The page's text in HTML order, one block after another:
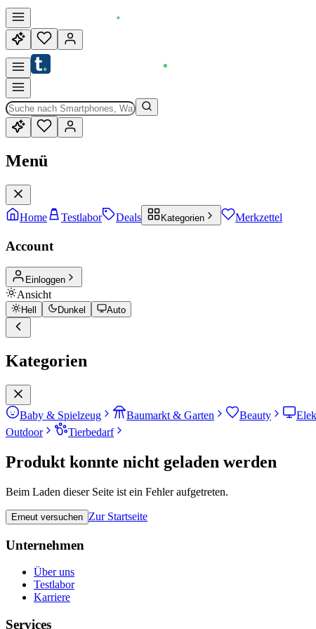
Menü
Home Testlabor Deals Kategorien Merkzettel
Account
Einloggen
Ansicht
Hell Dunkel Auto
Kategorien
Baby & Spielzeug Baumarkt & Garten Beauty
Outdoor
Tierbedarf
Produkt konnte nicht geladen werden
Beim Laden dieser Seite ist ein Fehler aufgetreten.
Erneut versuchen Zur Startseite
Unternehmen
Über uns
Testlabor
Karriere
Services